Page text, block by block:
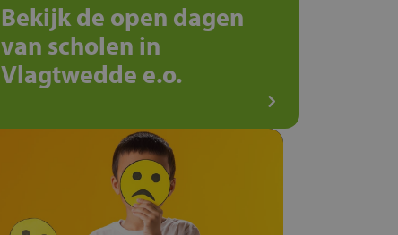
Bekijk de open dagen
van scholen in
Vlagtwedde e.o.